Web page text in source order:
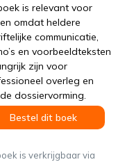
is relevant voor
omdat heldere
communicatie,
en voorbeeldteksten
zijn voor
overleg en
dossiervorming.
Bestel dit boek
is verkrijgbaar via